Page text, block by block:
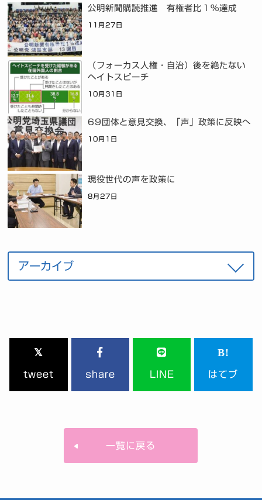
公明新聞購読推進 有権者比１％達成
11月27日
（フォーカス人権・自治）後を絶たない
ヘイトスピーチ
10月31日
69団体と意見交換、「声」政策に反映へ
10月1日
現役世代の声を政策に
8月27日
tweet share LINE はてブ
一覧に戻る